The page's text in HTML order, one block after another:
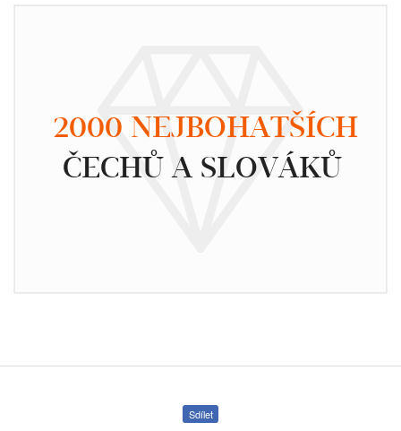
2000 NEJBOHATŠÍCH
ČECHŮ A SLOVÁKŮ
Sdílet